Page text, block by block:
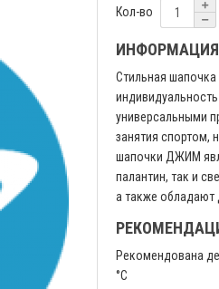
Кол-во
ИНФОРМАЦИЯ
Стильная
универсальными
занятия спортом,
шапочки ДЖИМ
палантин, так и
а также
Рекомендована
°C